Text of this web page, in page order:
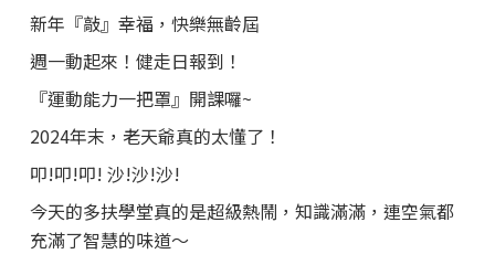
新年『敲』幸福，快樂無齡屆
週一動起來！健走日報到！
『運動能力一把罩』開課囉~
2024年末，老天爺真的太懂了！
叩!叩!叩! 沙!沙!沙!
今天的多扶學堂真的是超級熱鬧，知識滿滿，連空氣都
充滿了智慧的味道～